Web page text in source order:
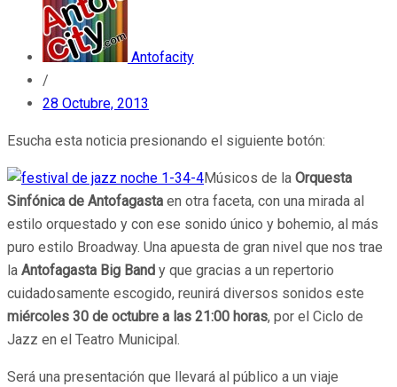
Antofacity
/
28 Octubre, 2013
Esucha esta noticia presionando el siguiente botón:
Músicos de la Orquesta
Sinfónica de Antofagasta en otra faceta, con una mirada al
estilo orquestado y con ese sonido único y bohemio, al más
puro estilo Broadway. Una apuesta de gran nivel que nos trae
la Antofagasta Big Band y que gracias a un repertorio
cuidadosamente escogido, reunirá diversos sonidos este
miércoles 30 de octubre a las 21:00 horas, por el Ciclo de
Jazz en el Teatro Municipal.
Será una presentación que llevará al público a un viaje